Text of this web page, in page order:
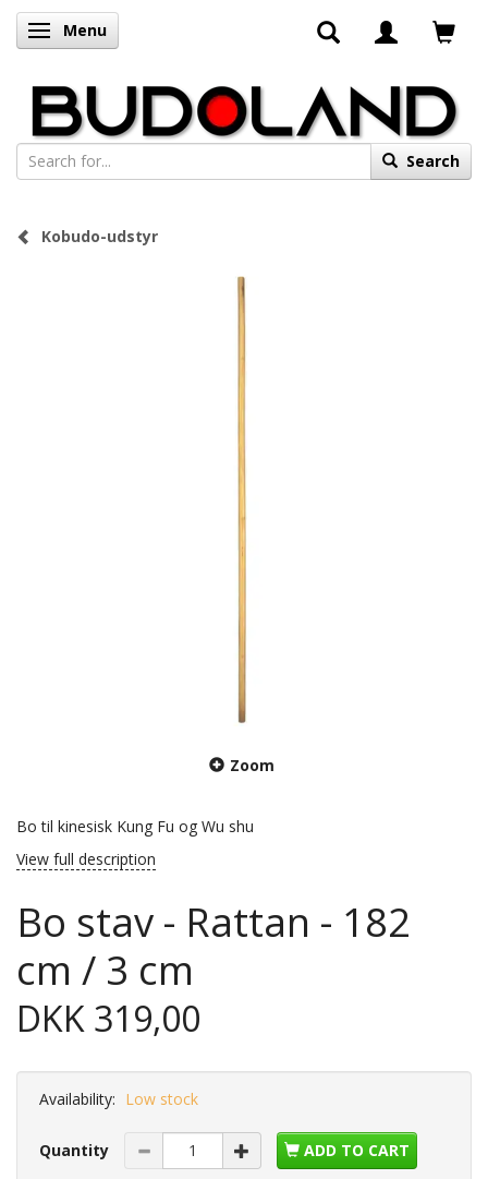
Toggle navigation
Menu
Search
Kobudo-udstyr
Zoom
Bo til kinesisk Kung Fu og Wu shu
View full description
Bo stav - Rattan - 182
cm / 3 cm
DKK 319,00
Availability: Low stock
Quantity ADD TO CART